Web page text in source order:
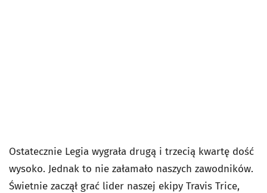
Ostatecznie Legia wygrała drugą i trzecią kwartę dość
wysoko. Jednak to nie załamało naszych zawodników.
Świetnie zaczął grać lider naszej ekipy Travis Trice,